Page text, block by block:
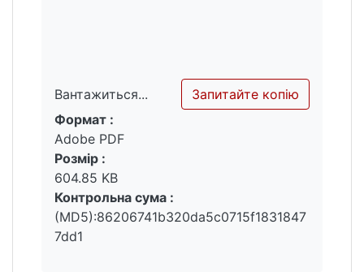
Вантажиться...
Вантажиться...
Запитайте копію
Формат :
Adobe PDF
Розмір :
604.85 KB
Контрольна сума :
(MD5):86206741b320da5c0715f1831847
7dd1